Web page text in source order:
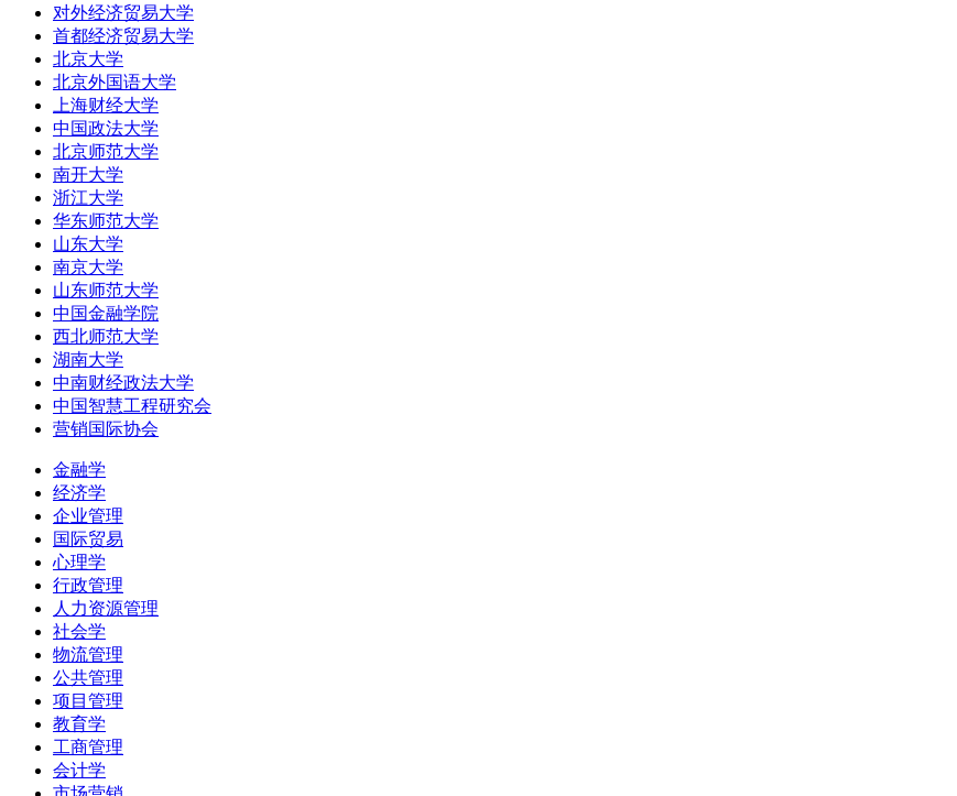
对外经济贸易大学
首都经济贸易大学
北京大学
北京外国语大学
上海财经大学
中国政法大学
北京师范大学
南开大学
浙江大学
华东师范大学
山东大学
南京大学
山东师范大学
中国金融学院
西北师范大学
湖南大学
中南财经政法大学
中国智慧工程研究会
营销国际协会
金融学
经济学
企业管理
国际贸易
心理学
行政管理
人力资源管理
社会学
物流管理
公共管理
项目管理
教育学
工商管理
会计学